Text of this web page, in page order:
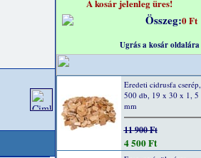
A kosár jelenleg üres!
Összeg:0 Ft
Ugrás a kosár oldalára
Eredeti cidrusfa cserép,
500 db, 19 x 30 x 1, 5
mm
11 900 Ft
4 500 Ft